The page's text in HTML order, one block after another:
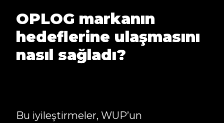
OPLOG markanın
hedeflerine ulaşmasını
nasıl sağladı?
Bu iyileştirmeler, WUP’un